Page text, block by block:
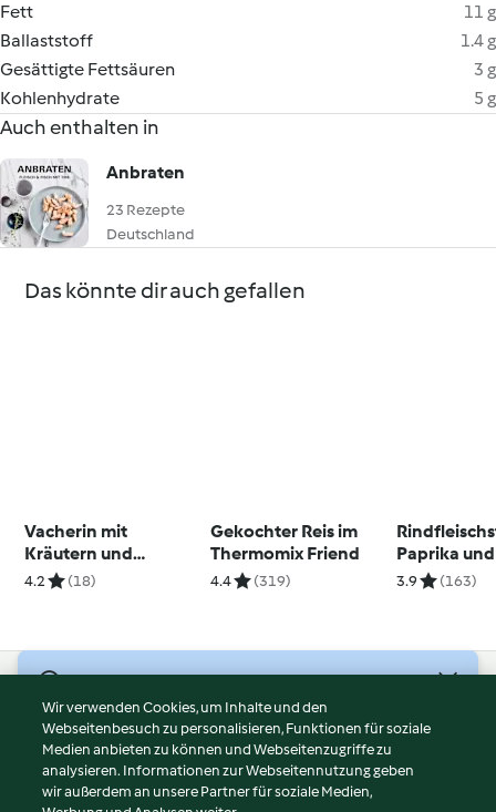
Fett
11 g
Ballaststoff
1.4 g
Gesättigte Fettsäuren
3 g
Kohlenhydrate
5 g
Auch enthalten in
Anbraten
23 Rezepte
Deutschland
Das könnte dir auch gefallen
Vacherin mit
Kräutern und
Kartoffeln
4.2 (18)
Gekochter Reis im
Thermomix Friend
4.4 (319)
Paprika
anbraten
3.9 (163)
Nutzungsbedingungen
Datenschutzrichtlinien
Disclaimer
Wir verwenden Cookies, um Inhalte und den
Webseitenbesuch zu personalisieren, Funktionen für soziale
Medien anbieten zu können und Webseitenzugriffe zu
analysieren. Informationen zur Webseitennutzung geben
wir außerdem an unsere Partner für soziale Medien,